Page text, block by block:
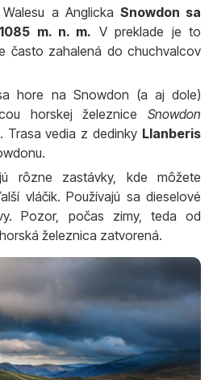
a Anglicka Snowdon sa
m. n. m. V preklade je to
často zahalená do chuchvalcov
hore na Snowdon (a aj dole)
horskej železnice Snowdon
. Trasa vedia z dedinky Llanberis
rôzne zastávky, kde môžete
vláčik. Používajú sa dieselové
Pozor, počas zimy, teda od
železnica zatvorená.